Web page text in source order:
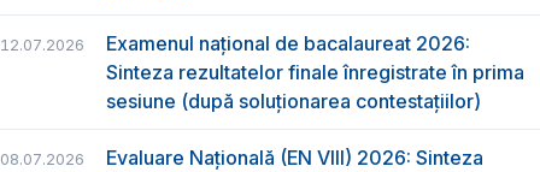
12.07.2026
Examenul național de bacalaureat 2026:
Sinteza rezultatelor finale înregistrate în prima
sesiune (după soluționarea contestațiilor)
08.07.2026
Evaluare Națională (EN VIII) 2026: Sinteza